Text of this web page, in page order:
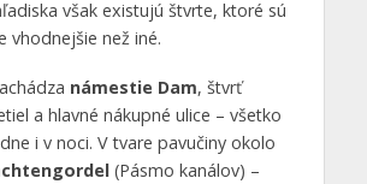
však existujú štvrte, ktoré sú
vhodnejšie než iné.
námestie Dam, štvrť
a hlavné nákupné ulice – všetko
i v noci. V tvare pavučiny okolo
(Pásmo kanálov) –